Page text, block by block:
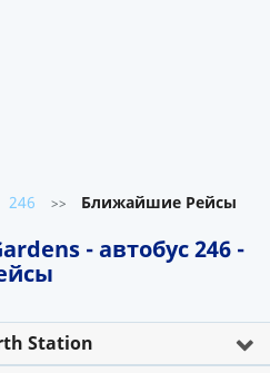
246 >> Ближайшие Рейсы
- автобус 246 -
Station